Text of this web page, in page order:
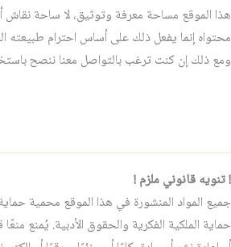
هذا الموقع مساحة معرفة وتوثيق، لا ساحة
محتواه إنما يفعل ذلك على أساس احترام طبيعته
ومع ذلك إن كنت ترغب بالتواصل معنا ننصح
! تنويه قانوني ملزم !
جميع المواد المنشورة في هذا الموقع محمية
حماية الملكية الفكرية والحقوق الأدبية. يُمنع